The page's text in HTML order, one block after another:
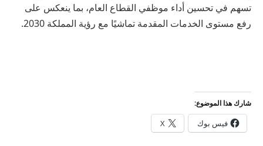
تسهم في تحسين أداء موظفي القطاع العام، بما ينعكس على
رفع مستوى الخدمات المقدمة تماشيًا مع رؤية المملكة 2030.
شارك هذا الموضوع:
فيس بوك X